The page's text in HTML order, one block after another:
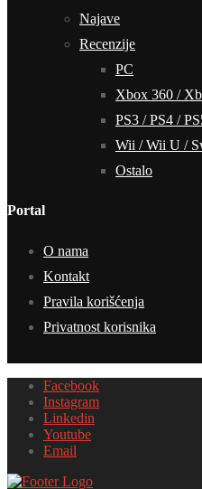
Najave
Recenzije
PC
Xbox 360 /
PS3 / PS4 /
Wii / Wii U /
Ostalo
Portal
O nama
Kontakt
Pravila korišćenja
Privatnost korisnika
Facebook
Instagram
Linkedin
Youtube
Email